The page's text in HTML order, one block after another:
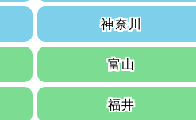
神奈川
富山
福井